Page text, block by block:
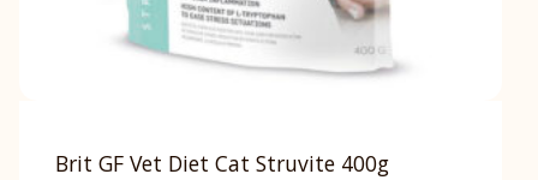
Brit GF Vet Diet Cat Struvite 400g